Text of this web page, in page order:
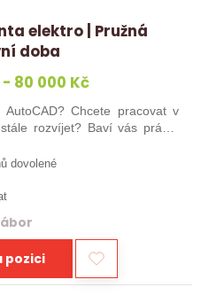
elektro | Pružná
doba
80 000 Kč
Chcete pracovat v
rozvíjet? Baví vás práce,
dovolené
pozici